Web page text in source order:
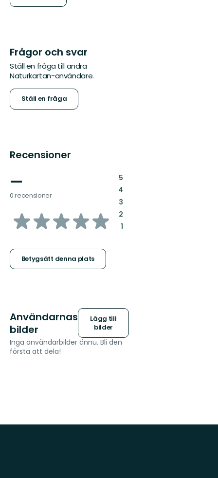
Frågor och svar
Ställ en fråga till andra
Naturkartan-användare.
Ställ en fråga
Recensioner
—
0 recensioner
av
stjärnor
Betygsätt denna plats
5:
4:
3:
2:
1:
Användarnas
bilder
Lägg till
bilder
Inga användarbilder ännu. Bli den
första att dela!